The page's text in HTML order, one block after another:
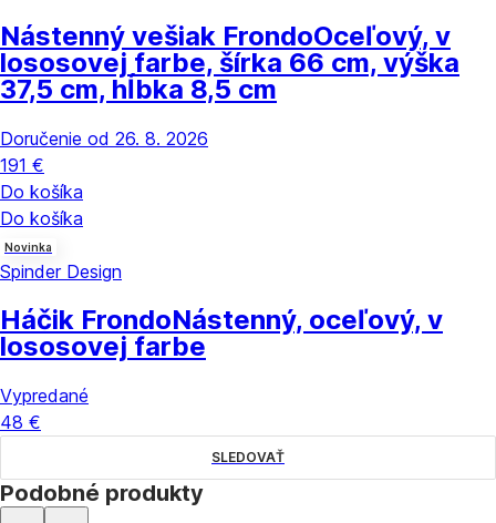
Nástenný vešiak FrondoOceľový, v
lososovej farbe, šírka 66 cm, výška
37,5 cm, hĺbka 8,5 cm
Doručenie od 26. 8. 2026
191 €
Do košíka
Do košíka
Novinka
Spinder Design
Háčik FrondoNástenný, oceľový, v
lososovej farbe
Vypredané
48 €
SLEDOVAŤ
Podobné produkty